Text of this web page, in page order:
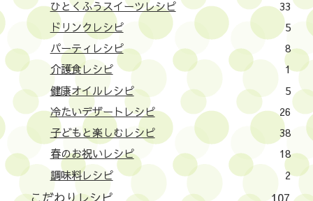
ひとくふうスイーツレシピ
33
ドリンクレシピ
5
パーティレシピ
8
介護食レシピ
1
健康オイルレシピ
5
冷たいデザートレシピ
26
子どもと楽しむレシピ
38
春のお祝いレシピ
18
調味料レシピ
2
こだわりレシピ 107